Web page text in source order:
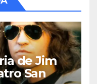
de Jim
San